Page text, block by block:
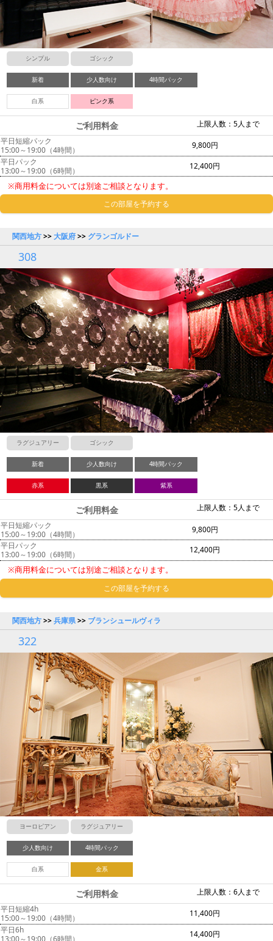
シンプル ゴシック
新着 少人数向け 4時間パック
白系 ピンク系
上限人数：5人まで
ご利用料金
平日短縮パック
15:00～19:00（4時間）
9,800円
平日パック
13:00～19:00（6時間）
12,400円
※商用料金については別途ご相談となります。
この部屋を予約する
関西地方>>大阪府>> グランゴルドー
308
ラグジュアリー ゴシック
新着 少人数向け 4時間パック
赤系 黒系 紫系
上限人数：5人まで
ご利用料金
平日短縮パック
15:00～19:00（4時間）
9,800円
平日パック
13:00～19:00（6時間）
12,400円
※商用料金については別途ご相談となります。
この部屋を予約する
関西地方>>兵庫県>> ブランシュールヴィラ
322
ヨーロピアン ラグジュアリー
少人数向け 4時間パック
白系 金系
上限人数：6人まで
ご利用料金
平日短縮4h
15:00～19:00（4時間）
11,400円
平日6h
13:00～19:00（6時間）
14,400円